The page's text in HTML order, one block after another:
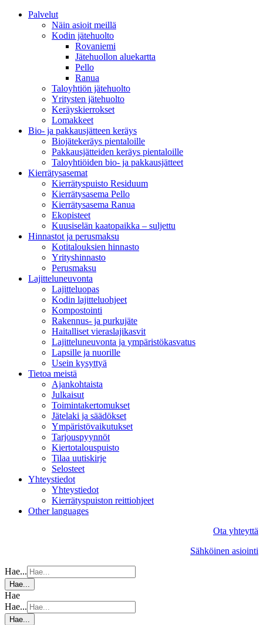
Palvelut
Näin asioit meillä
Kodin jätehuolto
Rovaniemi
Jätehuollon aluekartta
Pello
Ranua
Taloyhtiön jätehuolto
Yritysten jätehuolto
Keräyskierrokset
Lomakkeet
Bio- ja pakkausjätteen keräys
Biojätekeräys pientaloille
Pakkausjätteiden keräys pientaloille
Taloyhtiöiden bio- ja pakkausjätteet
Kierrätysasemat
Kierrätyspuisto Residuum
Kierrätysasema Pello
Kierrätysasema Ranua
Ekopisteet
Kuusiselän kaatopaikka – suljettu
Hinnastot ja perusmaksu
Kotitalouksien hinnasto
Yrityshinnasto
Perusmaksu
Lajitteluneuvonta
Lajitteluopas
Kodin lajitteluohjeet
Kompostointi
Rakennus- ja purkujäte
Haitalliset vieraslajikasvit
Lajitteluneuvonta ja ympäristökasvatus
Lapsille ja nuorille
Usein kysyttyä
Tietoa meistä
Ajankohtaista
Julkaisut
Toimintakertomukset
Jätelaki ja säädökset
Ympäristövaikutukset
Tarjouspyynnöt
Kiertotalouspuisto
Tilaa uutiskirje
Selosteet
Yhteystiedot
Yhteystiedot
Kierrätyspuiston reittiohjeet
Other languages
Ota yhteyttä
Sähköinen asiointi
Hae...
Hae...
Hae
Hae...
Hae...